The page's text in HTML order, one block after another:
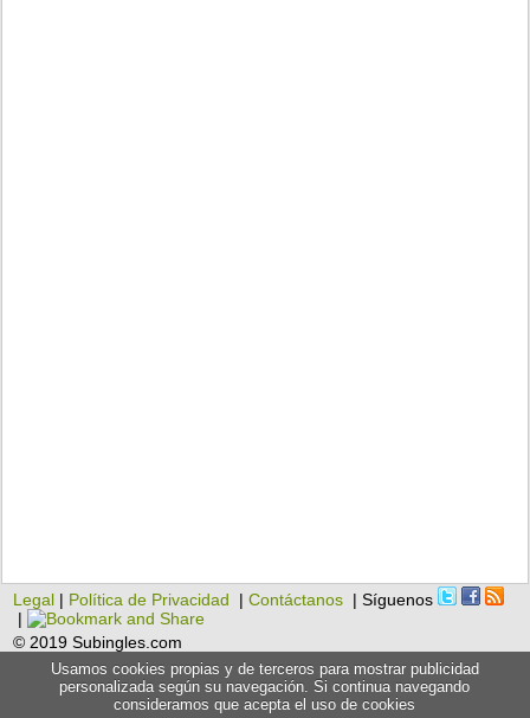
Legal | Política de Privacidad |Contáctanos | Síguenos
|
© 2019 Subingles.com
Usamos cookies propias y de terceros para mostrar publicidad
personalizada según su navegación. Si continua navegando
consideramos que acepta el uso de cookies